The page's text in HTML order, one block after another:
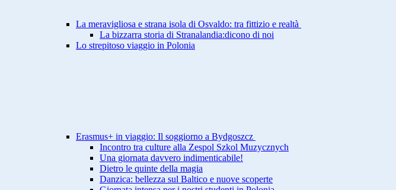
La meravigliosa e strana isola di Osvaldo: tra fittizio e realtà
La bizzarra storia di Stranalandia:dicono di noi
Lo strepitoso viaggio in Polonia
Erasmus+ in viaggio: Il soggiorno a Bydgoszcz
Incontro tra culture alla Zespol Szkol Muzycznych
Una giornata davvero indimenticabile!
Dietro le quinte della magia
Danzica: bellezza sul Baltico e nuove scoperte